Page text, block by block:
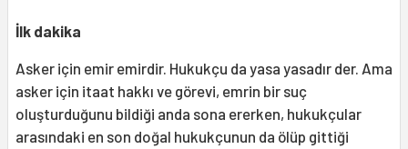
İlk dakika
Asker için emir emirdir. Hukukçu da yasa yasadır der. Ama
asker için itaat hakkı ve görevi, emrin bir suç
oluşturduğunu bildiği anda sona ererken, hukukçular
arasındaki en son doğal hukukçunun da ölüp gittiği